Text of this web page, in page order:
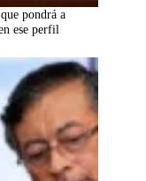
pondrá a
ese perfil